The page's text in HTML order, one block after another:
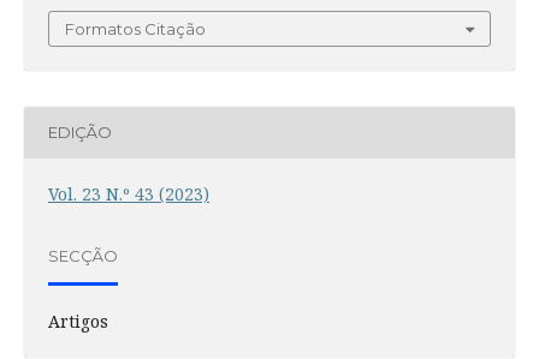
Formatos Citação
EDIÇÃO
Vol. 23 N.º 43 (2023)
SECÇÃO
Artigos